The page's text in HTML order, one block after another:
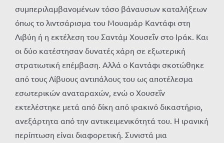
συμπεριλαμβανομένων τόσο βάναυσων καταλήξεων
όπως το λιντσάρισμα του Μουαμάρ Καντάφι στη
Λιβύη ή η εκτέλεση του Σαντάμ Χουσεΐν στο Ιράκ. Και
οι δύο κατέστησαν δυνατές χάρη σε εξωτερική
στρατιωτική επέμβαση. Αλλά ο Καντάφι σκοτώθηκε
από τους Λίβυους αντιπάλους του ως αποτέλεσμα
εσωτερικών αναταραχών, ενώ ο Χουσεΐν
εκτελέστηκε μετά από δίκη από ιρακινό δικαστήριο,
ανεξάρτητα από την αντικειμενικότητά του. Η ιρανική
περίπτωση είναι διαφορετική. Συνιστά μια